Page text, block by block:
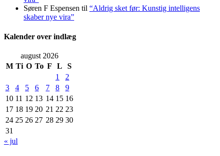
Søren F Espensen til “Aldrig sket før: Kunstig intelligens
skaber nye vira”
Kalender over indlæg
august 2026
M Ti O To F L
S
1
2
3
4 5 6 7 8
9
10 11 12 13 14 15 16
17 18 19 20 21 22 23
24 25 26 27 28 29 30
31
« jul